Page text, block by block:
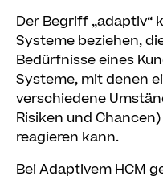
Der Begriff „adaptiv“
Systeme beziehen,
Bedürfnisse eines
Systeme, mit denen
verschiedene
Risiken und
reagieren kann.
Bei Adaptivem HCM